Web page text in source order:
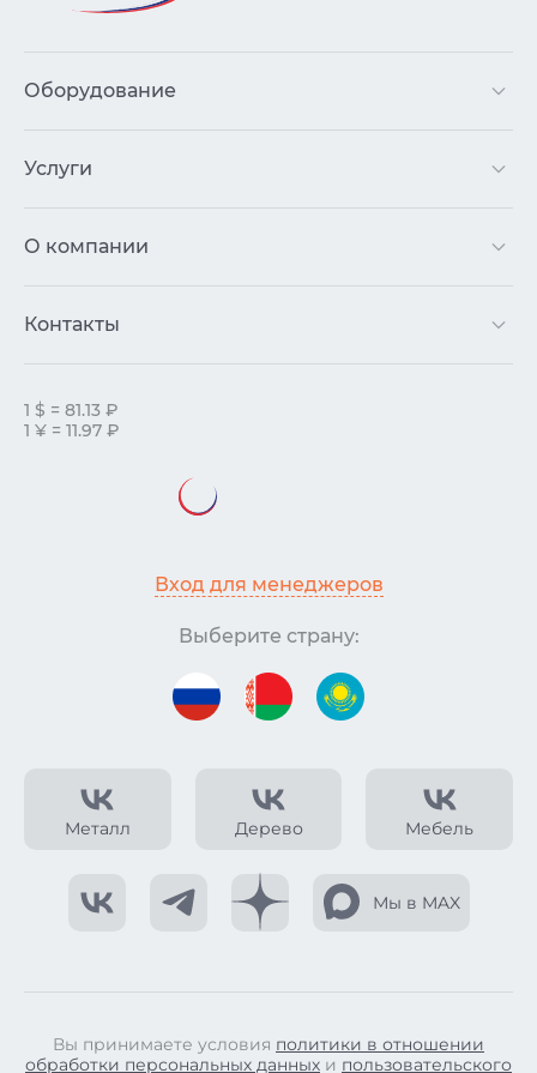
Металл Дерево Мебель
Мы в MAX
Оборудование
Услуги
О компании
Контакты
1 $ = 81.13 ₽
1 ¥ = 11.97 ₽
Вход для менеджеров
Выберите страну:
Вы принимаете условия политики в отношении
обработки персональных данных и пользовательского